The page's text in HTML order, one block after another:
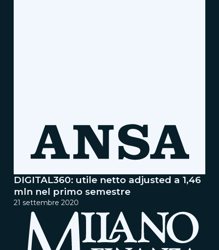
DIGITAL360: utile netto adjusted a 1,46
mln nel primo semestre
21 settembre 2020